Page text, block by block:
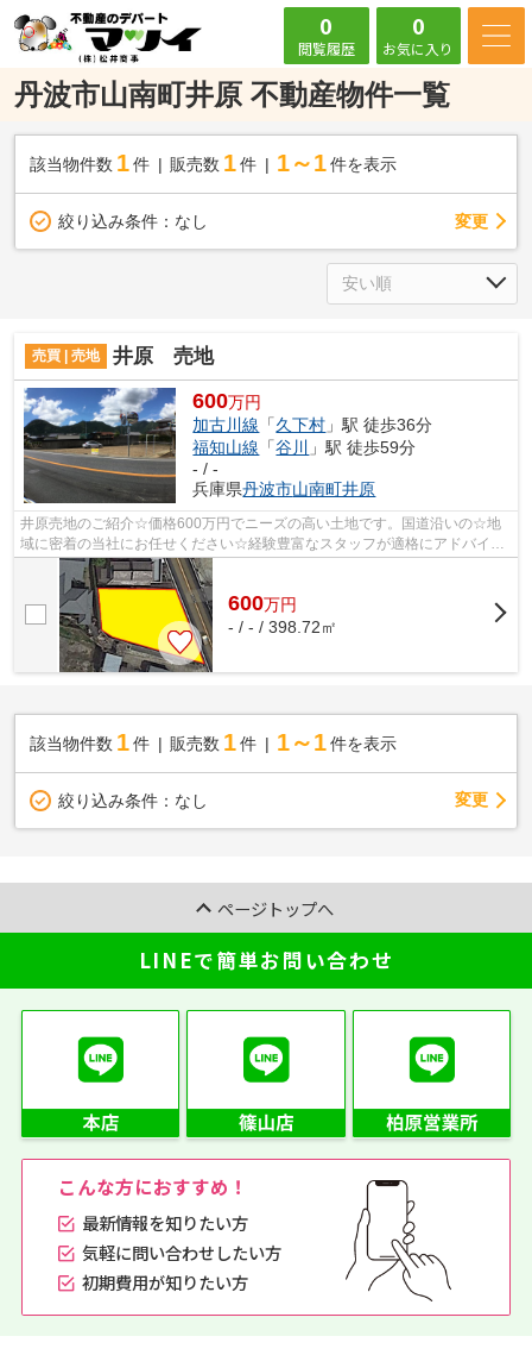
0
閲覧履歴
0
お気に入り
丹波市山南町井原 不動産物件一覧
該当物件数 1件 販売数 1 件 1～1 件を表示
絞り込み条件： なし 変更
売買 | 売地 井原 売地
600万円
加古川線 「久下村 」駅 徒歩36分
福知山線 「谷川
」駅 徒歩59分
- / -
兵庫県丹波市山南町井原
井原売地のご紹介☆価格600万円でニーズの高い土地です。国道沿いの☆地
域に密着の当社にお任せください☆経験豊富なスタッフが適格にアドバイス
いたします(^o^)
600万円
- / - / 398.72㎡
該当物件数 1件 販売数 1 件 1～1 件を表示
絞り込み条件： なし 変更
ページトップへ
LINEで簡単お問い合わせ
こんな方におすすめ！
最新情報を知りたい方
気軽に問い合わせしたい方
初期費用が知りたい方